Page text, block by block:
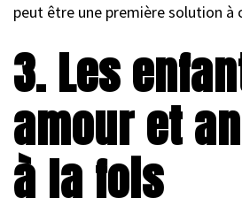
peut être une première solution à
3. Les
amour et
à la fois